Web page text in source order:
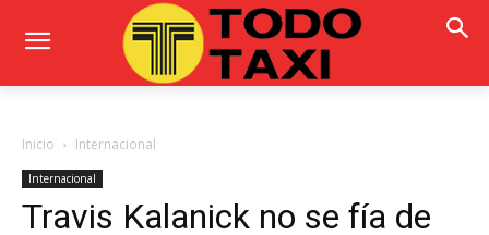
Inicio Internacional
Internacional
Travis Kalanick no se fía de